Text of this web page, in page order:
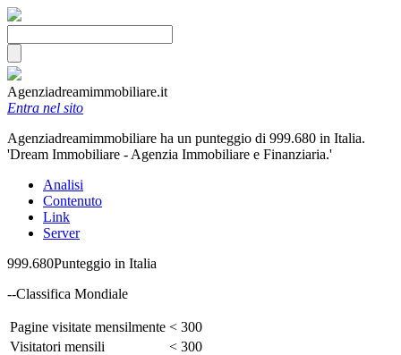
Agenziadreamimmobiliare.it
Entra nel sito
Agenziadreamimmobiliare ha un punteggio di 999.680 in Italia.
'Dream Immobiliare - Agenzia Immobiliare e Finanziaria.'
Analisi
Contenuto
Link
Server
999.680Punteggio in Italia
--Classifica Mondiale
Pagine visitate mensilmente < 300
Visitatori mensili
< 300